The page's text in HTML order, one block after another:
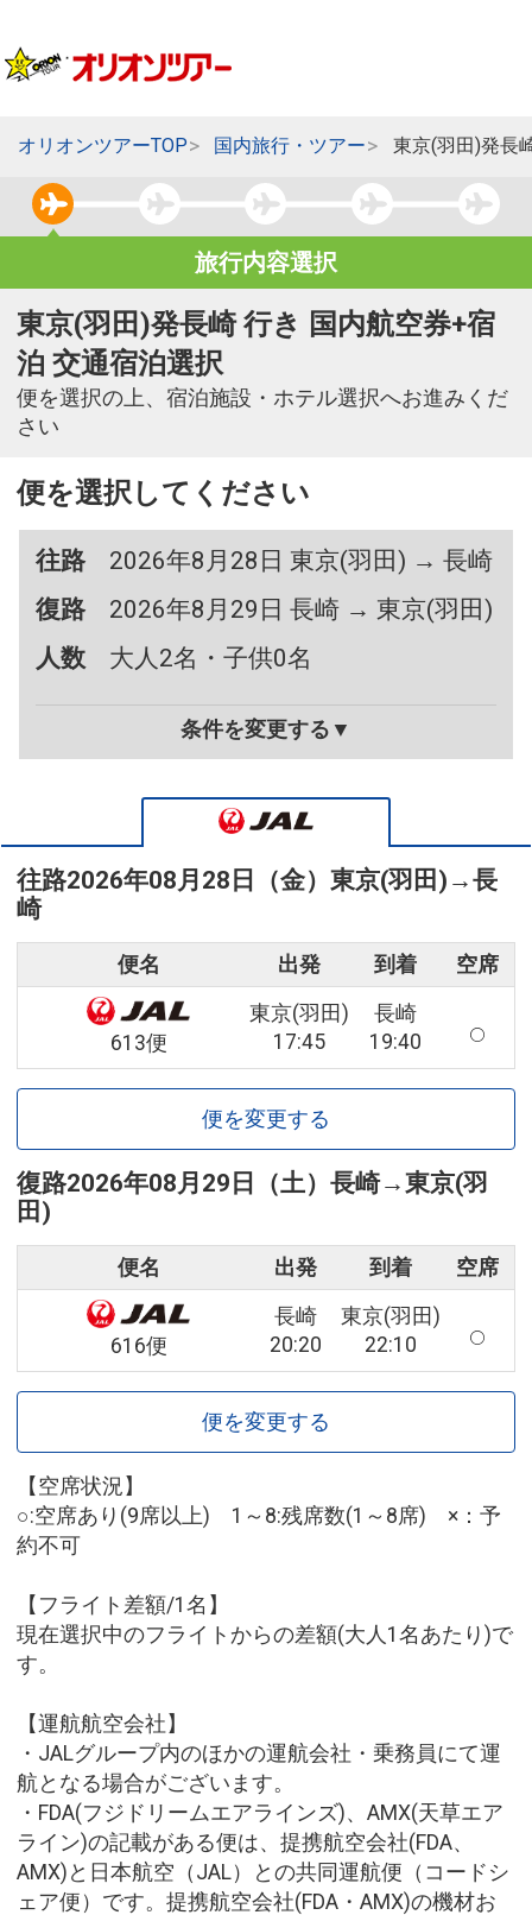
オリオンツアーTOP 国内旅行・ツアー 東京(羽田)発長
旅行内容選択
東京(羽田)発長崎 行き 国内航空券+宿
泊 交通宿泊選択
便を選択の上、宿泊施設・ホテル選択へお進みくだ
さい
便を選択してください
往路
2026年8月28日 東京(羽田) → 長崎
復路
2026年8月29日 長崎 → 東京(羽田)
人数
大人2名・子供0名
条件を変更する▼
往路2026年08月28日（金） 東京(羽田) →長
崎
便名 出発 到着 空席
613便
東京(羽田)
17:45
長崎
19:40
便を変更する
復路2026年08月29日（土） 長崎→東京(羽
田)
便名 出発 到着 空席
616便
長崎
20:20
東京(羽田)
22:10
便を変更する
【空席状況】
○:空席あり(9席以上) 1～8:残席数(1～8席) ×：予
約不可
【フライト差額/1名】
現在選択中のフライトからの差額(大人1名あたり)で
す。
【運航航空会社】
・JALグループ内のほかの運航会社・乗務員にて運
航となる場合がございます。
・FDA(フジドリームエアラインズ)、AMX(天草エア
ライン)の記載がある便は、提携航空会社(FDA、
AMX)と日本航空（JAL）との共同運航便（コードシ
ェア便）です。提携航空会社(FDA・AMX)の機材お